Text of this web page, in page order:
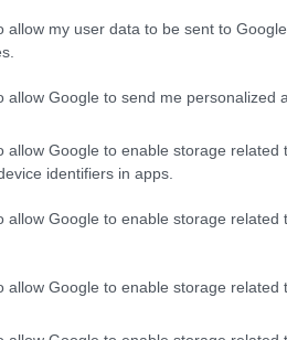
allow my user data to be sent to
allow Google to send me personalized
allow Google to enable storage related
identifiers in apps.
allow Google to enable storage related
allow Google to enable storage related
εξετάσεων και η
βασικούς πυλώνες των δράσεων
Ράδιο Πρώτο 91.5,
το iatronet.gr στο Discover
σήμερα
για την παχυσαρκία: